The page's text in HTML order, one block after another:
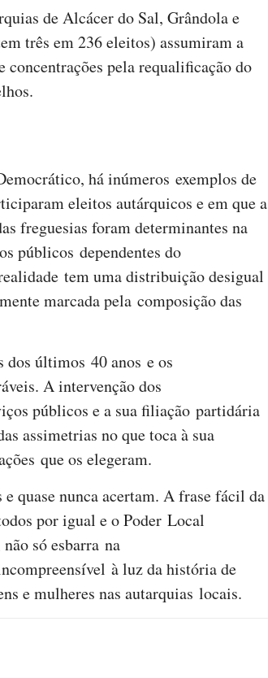
de Alcácer do Sal, Grândola e
três em 236 eleitos) assumiram a
concentrações pela requalificação do
há inúmeros exemplos de
eleitos autárquicos e em que a
freguesias foram determinantes na
públicos dependentes do
tem uma distribuição desigual
marcada pela composição das
dos últimos 40 anos e os
A intervenção dos
públicos e a sua filiação partidária
assimetrias no que toca à sua
que os elegeram.
quase nunca acertam. A frase fácil da
por igual e o Poder Local
só esbarra na
à luz da história de
e mulheres nas autarquias locais.